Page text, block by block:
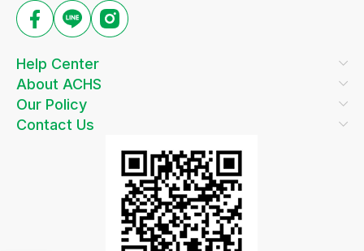
Help Center
About ACHS
Our Policy
Contact Us